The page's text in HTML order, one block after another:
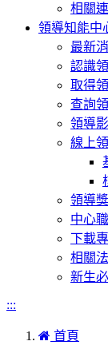
相關
領導知能中
最新
認識
取得
查詢
領導
線上
領導
中心
下載
相關
新生
:::
首頁